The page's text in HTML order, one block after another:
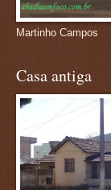
Martinho Campos
Casa antiga